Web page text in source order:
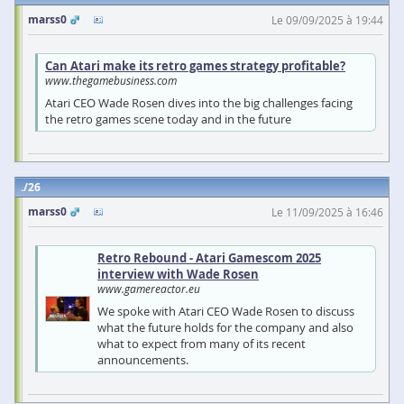
marss0
Le 09/09/2025 à 19:44
Can Atari make its retro games strategy profitable?
www.thegamebusiness.com
Atari CEO Wade Rosen dives into the big challenges facing
the retro games scene today and in the future
26
marss0
Le 11/09/2025 à 16:46
Retro Rebound - Atari Gamescom 2025
interview with Wade Rosen
www.gamereactor.eu
We spoke with Atari CEO Wade Rosen to discuss
what the future holds for the company and also
what to expect from many of its recent
announcements.